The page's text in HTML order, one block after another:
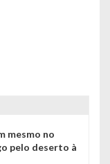
mesmo no
pelo deserto à